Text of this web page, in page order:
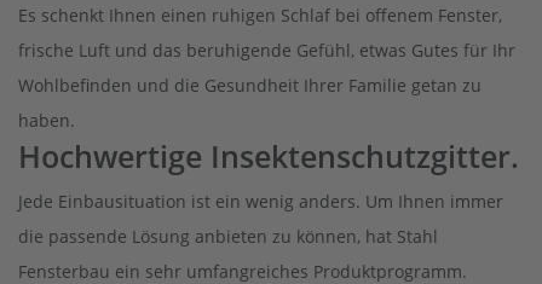
Es schenkt Ihnen einen ruhigen Schlaf bei offenem Fenster,
frische Luft und das beruhigende Gefühl, etwas Gutes für Ihr
Wohlbefinden und die Gesundheit Ihrer Familie getan zu
haben.
Hochwertige Insektenschutzgitter.
Jede Einbausituation ist ein wenig anders. Um Ihnen immer
die passende Lösung anbieten zu können, hat Stahl
Fensterbau ein sehr umfangreiches Produktprogramm.